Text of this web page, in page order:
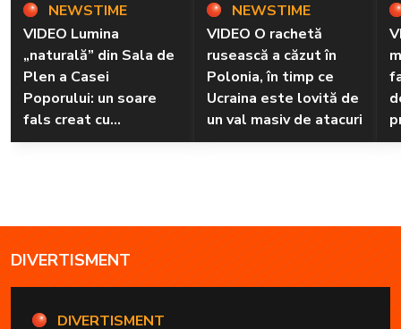
NEWSTIME
VIDEO Lumina
„naturală” din Sala de
Plen a Casei
Poporului: un soare
fals creat cu
tehnologie LED
NEWSTIME
VIDEO O rachetă
rusească a căzut în
Polonia, în timp ce
Ucraina este lovită de
un val masiv de atacuri
DIVERTISMENT
DIVERTISMENT